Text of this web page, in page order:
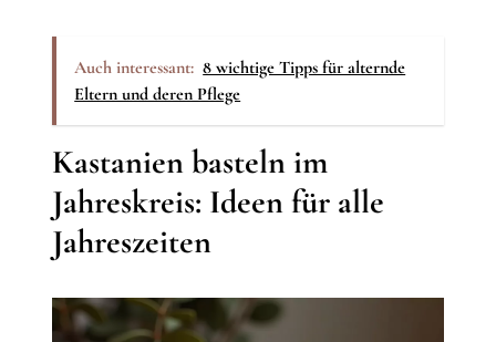
Auch interessant: 8 wichtige Tipps für alternde
Eltern und deren Pflege
Kastanien basteln im
Jahreskreis: Ideen für alle
Jahreszeiten